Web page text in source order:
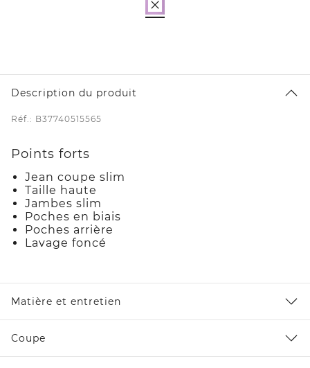
Description du produit
Réf.: B37740515565
Points forts
Jean coupe slim
Taille haute
Jambes slim
Poches en biais
Poches arrière
Lavage foncé
Matière et entretien
Coupe